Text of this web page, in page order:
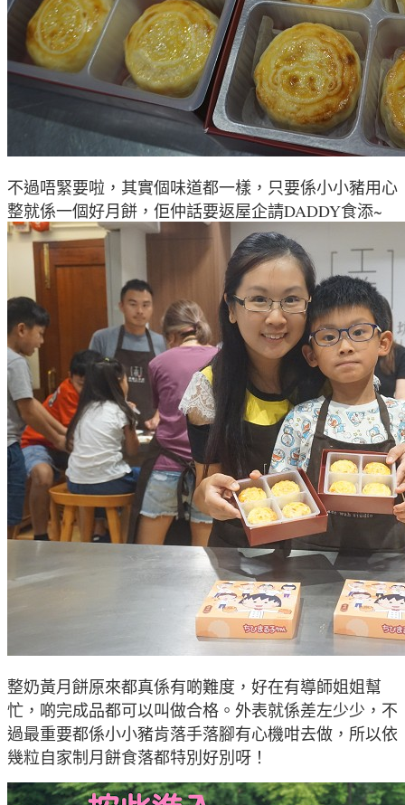
不過唔緊要啦 ，其實個味道都一樣 ，只要係小小豬用心
整就係一個好月餅 ，佢仲話要返屋企請DADDY食添~
整奶黃月餅原來都真係有啲難度，好在有導師姐姐幫
忙，啲完成品都可以叫做合格。外表就係差左少少 ，不
過最重要都係小小豬肯落手落腳有心機咁去做 ，所以依
幾粒自家制月餅食落都特別好別呀！